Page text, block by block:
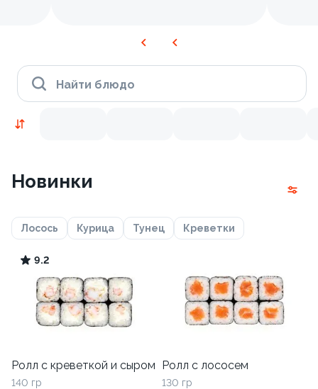
Найти блюдо
Новинки
Лосось Курица Тунец Креветки
9.2
Ролл с креветкой и сыром
140 гр
Ролл с лососем
130 гр